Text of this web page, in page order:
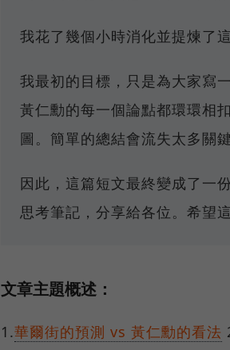
我花了幾個小時消化並提煉了
我最初的目標，只是為大家寫
黃仁勳的每一個論點都環環相
圖。簡單的總結會流失太多關鍵
因此，這篇短文最終變成了一
思考筆記，分享給各位。希望
文章主題概述：
1.華爾街的預測 vs 黃仁勳的看法